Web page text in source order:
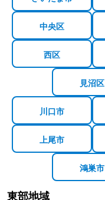
中央区
西区
見沼区
川口市
上尾市
鴻巣市
東部地域